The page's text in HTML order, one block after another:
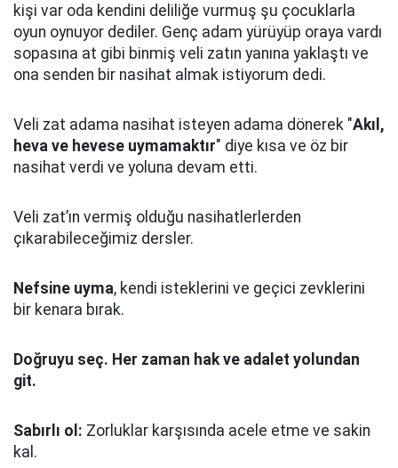
kişi var oda kendini deliliğe vurmuş şu çocuklarla
oyun oynuyor dediler. Genç adam yürüyüp oraya vardı
sopasına at gibi binmiş veli zatın yanına yaklaştı ve
ona senden bir nasihat almak istiyorum dedi.
Veli zat adama nasihat isteyen adama dönerek "Akıl,
heva ve hevese uymamaktır" diye kısa ve öz bir
nasihat verdi ve yoluna devam etti.
Veli zat’ın vermiş olduğu nasihatlerlerden
çıkarabileceğimiz dersler.
Nefsine uyma, kendi isteklerini ve geçici zevklerini
bir kenara bırak.
Doğruyu seç. Her zaman hak ve adalet yolundan
git.
Sabırlı ol: Zorluklar karşısında acele etme ve sakin
kal.